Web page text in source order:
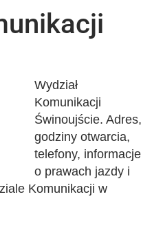
Wydział
Komunikacji
Świnoujście. Adres,
godziny otwarcia,
telefony, informacje
o prawach jazdy i
Komunikacji w